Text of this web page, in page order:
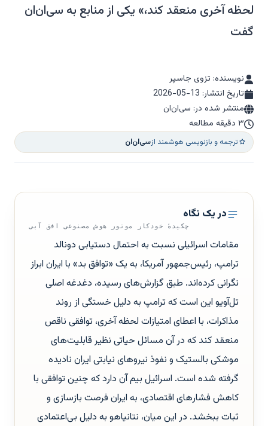
لحظه آخری منعقد کند،» یکی از منابع به سی‌ان‌ان
گفت
نویسنده: تزوی جاسپر
تاریخ انتشار: 2026-05-13
منتشر شده در: سی‌ان‌ان
۳ دقیقه مطالعه
ترجمه و بازنویسی هوشمند ازسی‌ان‌ان
در یک نگاه
چکیدهٔ خودکار موتور هوش مصنوعی افق آبی
مقامات اسرائیلی نسبت به احتمال دستیابی دونالد
ترامپ، رئیس‌جمهور آمریکا، به یک «توافق بد» با ایران ابراز
نگرانی کرده‌اند. طبق گزارش‌های رسیده، دغدغه اصلی
تل‌آویو این است که ترامپ به دلیل خستگی از روند
مذاکرات، با اعطای امتیازات لحظه آخری، توافقی ناقص
منعقد کند که در آن مسائل حیاتی نظیر قابلیت‌های
موشکی بالستیک و نفوذ نیروهای نیابتی ایران نادیده
گرفته شده است. اسرائیل بیم آن دارد که چنین توافقی با
کاهش فشارهای اقتصادی، به ایران فرصت بازسازی و
ثبات ببخشد. در این میان، نتانیاهو به دلیل بی‌اعتمادی